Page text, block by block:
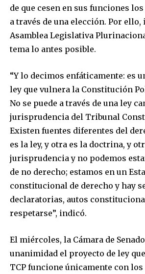
de que cesen en sus funciones
a través de una elección. Por ello,
Asamblea Legislativa
tema lo antes posible.
“Y lo decimos enfáticamente: es
ley que vulnera la Constitución
No se puede a través de una ley
jurisprudencia del Tribunal
Existen fuentes diferentes del
es la ley, y otra es la doctrina, y
jurisprudencia y no podemos
de no derecho; estamos en un
constitucional de derecho y hay
declaratorias, autos
respetarse”, indicó.
El miércoles, la Cámara de
unanimidad el proyecto de ley
TCP funcione únicamente con